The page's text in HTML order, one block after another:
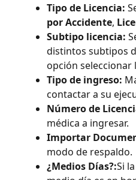
Tipo de Licencia:
por Accidente,
Subtipo licencia:
distintos subtipos
opción seleccionar
Tipo de ingreso:
contactar a su
Número de
médica a ingresar.
Importar
modo de respaldo.
¿Medios Días?:Si